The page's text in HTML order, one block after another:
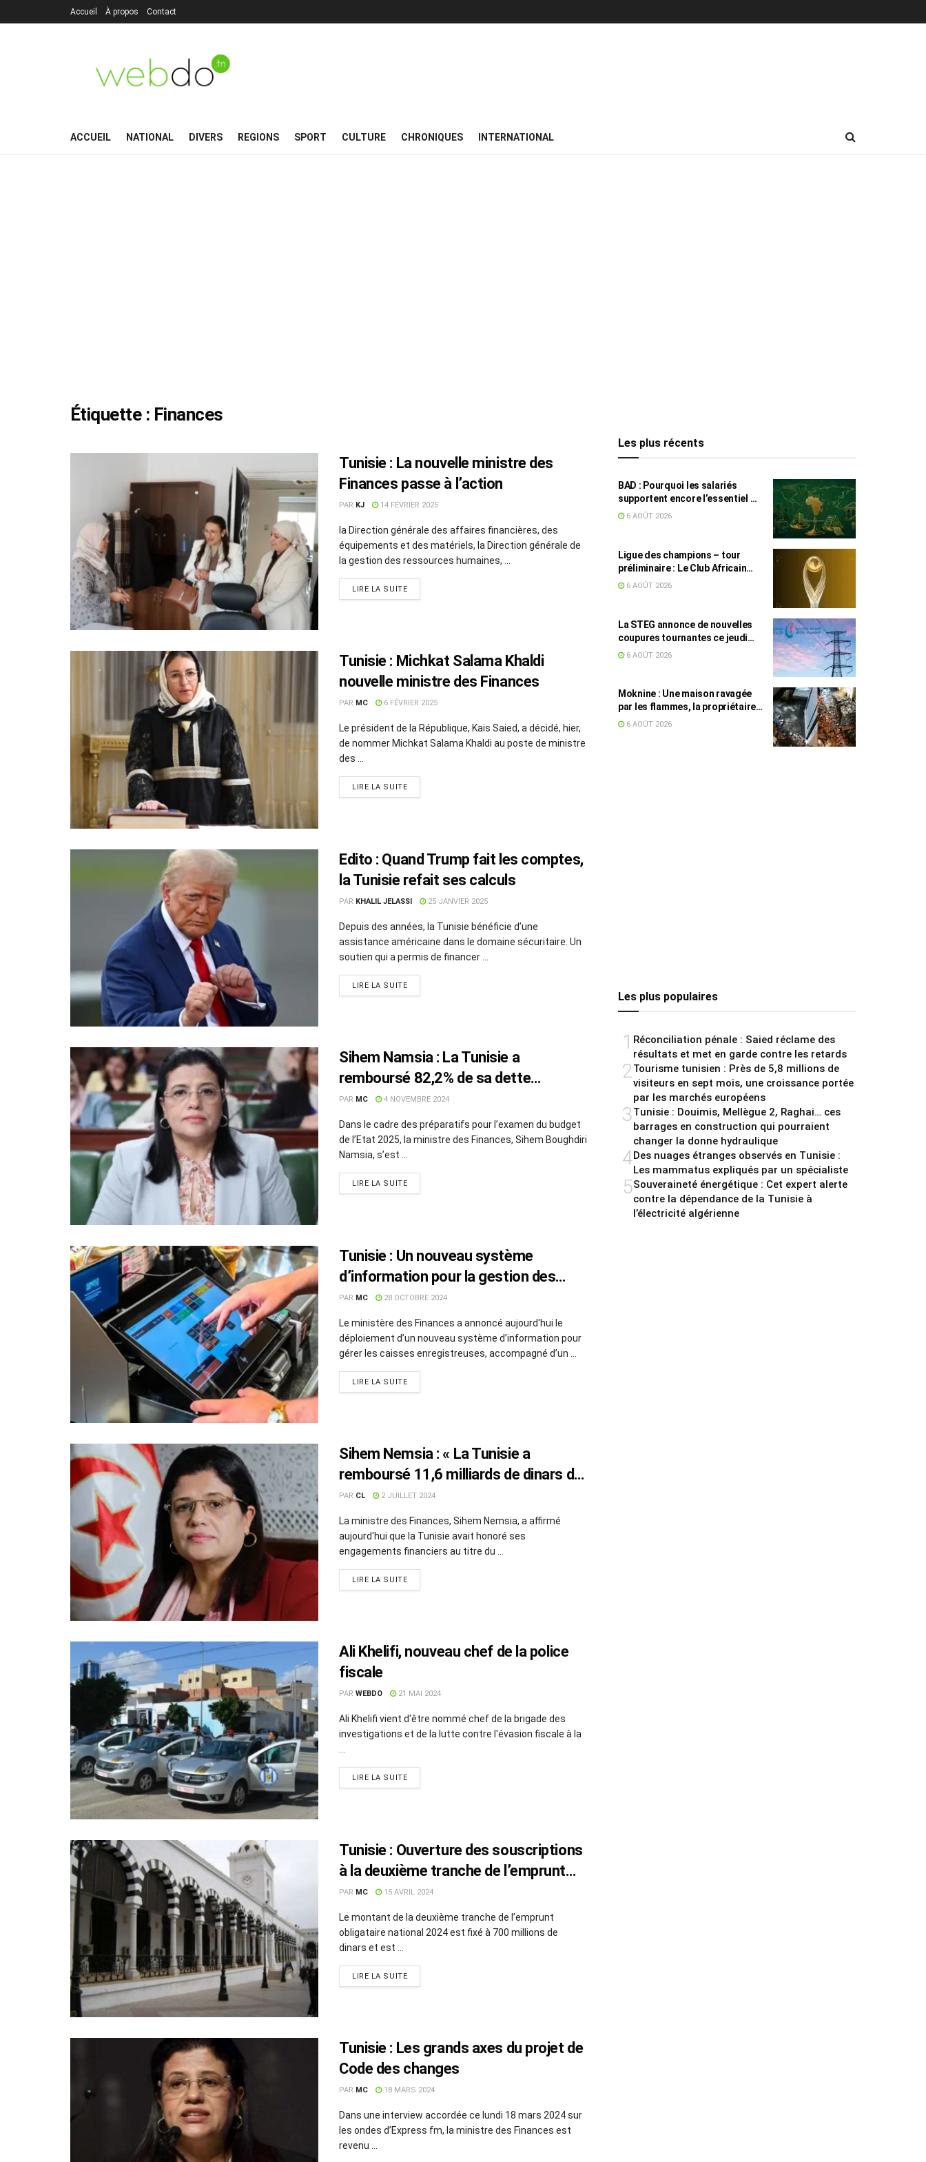
Accueil À propos Contact
ACCUEIL NATIONAL DIVERS REGIONS SPORT CULTURE CHRONIQUES INTERNATIONAL
Étiquette : Finances
Tunisie : La nouvelle ministre des
Finances passe à l’action
PAR KJ 14 FÉVRIER 2025
la Direction générale des affaires financières, des
équipements et des matériels, la Direction générale de
la gestion des ressources humaines, ...
LIRE LA SUITE
Tunisie : Michkat Salama Khaldi
nouvelle ministre des Finances
PAR MC 6 FÉVRIER 2025
Le président de la République, Kais Saied, a décidé, hier,
de nommer Michkat Salama Khaldi au poste de ministre
des ...
LIRE LA SUITE
Edito : Quand Trump fait les comptes,
la Tunisie refait ses calculs
PAR KHALIL JELASSI 25 JANVIER 2025
Depuis des années, la Tunisie bénéficie d’une
assistance américaine dans le domaine sécuritaire. Un
soutien qui a permis de financer ...
LIRE LA SUITE
Sihem Namsia : La Tunisie a
remboursé 82,2% de sa dette
extérieure en 2024
PAR MC 4 NOVEMBRE 2024
Dans le cadre des préparatifs pour l’examen du budget
de l’Etat 2025, la ministre des Finances, Sihem Boughdiri
Namsia, s’est ...
LIRE LA SUITE
Tunisie : Un nouveau système
d’information pour la gestion des
caisses enregistreuses
PAR MC 28 OCTOBRE 2024
Le ministère des Finances a annoncé aujourd'hui le
déploiement d’un nouveau système d’information pour
gérer les caisses enregistreuses, accompagné d’un ...
LIRE LA SUITE
Sihem Nemsia : « La Tunisie a
remboursé 11,6 milliards de dinars du
service de la dette au premier
semestre »
PAR CL 2 JUILLET 2024
La ministre des Finances, Sihem Nemsia, a affirmé
aujourd'hui que la Tunisie avait honoré ses
engagements financiers au titre du ...
LIRE LA SUITE
Ali Khelifi, nouveau chef de la police
fiscale
PAR WEBDO 21 MAI 2024
Ali Khelifi vient d'être nommé chef de la brigade des
investigations et de la lutte contre l'évasion fiscale à la
...
LIRE LA SUITE
Tunisie : Ouverture des souscriptions
à la deuxième tranche de l’emprunt
obligataire national
PAR MC 15 AVRIL 2024
Le montant de la deuxième tranche de l’emprunt
obligataire national 2024 est fixé à 700 millions de
dinars et est ...
LIRE LA SUITE
Tunisie : Les grands axes du projet de
Code des changes
PAR MC 18 MARS 2024
Dans une interview accordée ce lundi 18 mars 2024 sur
les ondes d’Express fm, la ministre des Finances est
revenu ...
Les plus récents
BAD : Pourquoi les salariés
supportent encore l’essentiel de
l’effort fiscal en Tunisie
6 AOÛT 2026
Ligue des champions – tour
préliminaire : Le Club Africain
face au Djoliba AC
6 AOÛT 2026
La STEG annonce de nouvelles
coupures tournantes ce jeudi
dans plusieurs régions
6 AOÛT 2026
Moknine : Une maison ravagée
par les flammes, la propriétaire
accuse la STEG et la SONEDE
6 AOÛT 2026
Les plus populaires
1 Réconciliation pénale : Saied réclame des
résultats et met en garde contre les retards
2Tourisme tunisien : Près de 5,8 millions de
visiteurs en sept mois, une croissance portée
par les marchés européens
3Tunisie : Douimis, Mellègue 2, Raghai… ces
barrages en construction qui pourraient
changer la donne hydraulique
4Des nuages étranges observés en Tunisie :
Les mammatus expliqués par un spécialiste
5Souveraineté énergétique : Cet expert alerte
contre la dépendance de la Tunisie à
l’électricité algérienne